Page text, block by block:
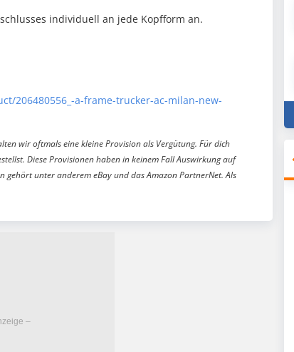
individuell an jede Kopfform an.
206480556_-a-frame-trucker-ac-milan-new-
wir oftmals eine kleine Provision als Vergütung. Für dich
Diese Provisionen haben in keinem Fall Auswirkung auf
unter anderem eBay und das Amazon PartnerNet. Als